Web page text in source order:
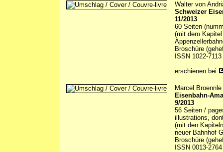
Walter von
Schweizer
11/2013
60 Seiten
(mit dem
Broschüre
ISSN 1022-7113
erschienen bei
Marcel
Eisenbahn-
9/2013
56 Seiten /
illustrations,
(mit den
neuer Bahnhof
Broschüre
ISSN 0013-2764